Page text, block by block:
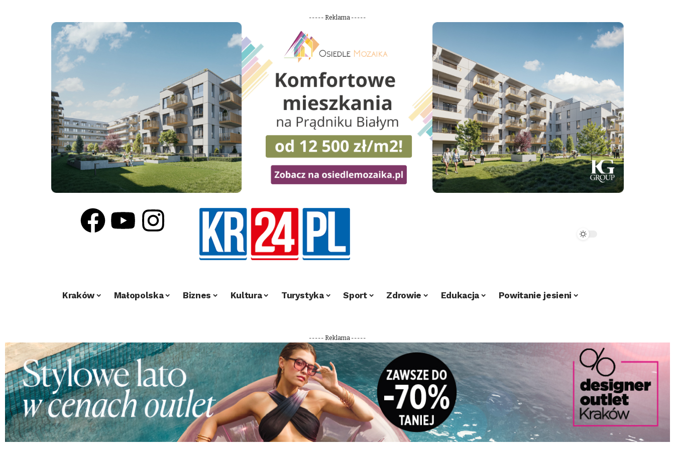
----- Reklama -----
Kraków Małopolska Biznes Kultura Turystyka Sport Zdrowie Edukacja Powitanie jesieni
----- Reklama -----